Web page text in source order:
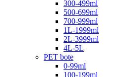
300-499ml
500-699ml
700-999ml
1L-1999ml
2L-3999ml
4L-5L
PET bote
0-99ml
100-199ml